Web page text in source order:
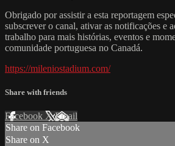
Obrigado por assistir a esta reportagem
subscrever o canal, ativar as notificações e
trabalho para mais histórias, eventos e
comunidade portuguesa no Canadá.
https://mileniostadium.com/
Share with friends
Facebook XEmail
Share on Facebook
Share on X